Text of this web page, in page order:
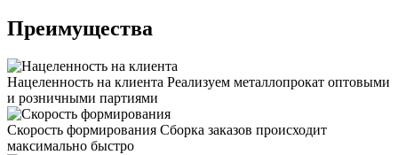
Преимущества
Нацеленность на клиента Реализуем металлопрокат оптовыми
и розничными партиями
Скорость формирования Сборка заказов происходит
максимально быстро